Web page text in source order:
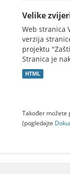
Velike
Web stranica
verzija
projektu
Stranica je
HTML
Također možete
(pogledajte